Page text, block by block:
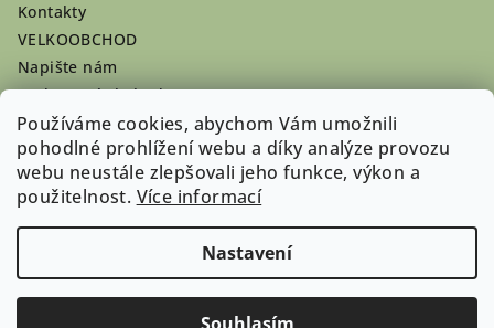
Používáme cookies, abychom Vám umožnili
pohodlné prohlížení webu a díky analýze provozu
webu neustále zlepšovali jeho funkce, výkon a
použitelnost. Více informací
Nastavení
Kontakty
VELKOOBCHOD
Napište nám
Hodnocení obchodu
Registrace se vyplatí!
Pamlsky na míru
Nepřevzaté dobírky
Copyright 2026Doghouse-shop.cz. Všechna práva
vyhrazena.